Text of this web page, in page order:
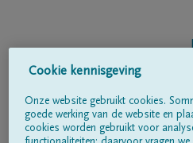
Volg ons op
Cookie kennisgeving
Onze website gebruikt cookies.
goede werking van de website en
cookies worden gebruikt voor